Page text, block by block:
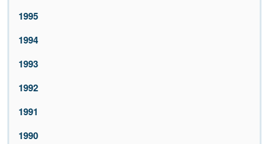
1995
1994
1993
1992
1991
1990